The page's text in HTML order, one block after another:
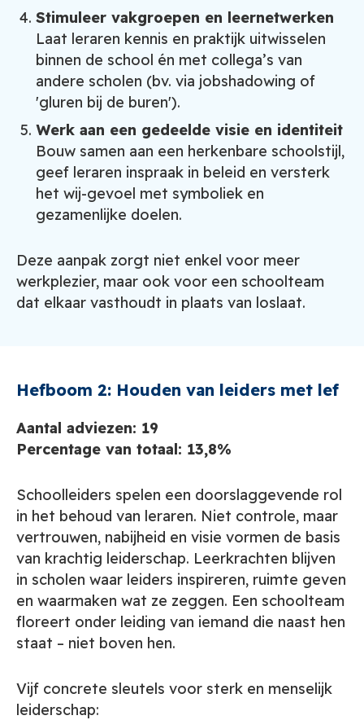
Stimuleer vakgroepen en leernetwerken
Laat leraren kennis en praktijk uitwisselen
binnen de school én met collega’s van
andere scholen (bv. via jobshadowing of
'gluren bij de buren').
Werk aan een gedeelde visie en identiteit
Bouw samen aan een herkenbare schoolstijl,
geef leraren inspraak in beleid en versterk
het wij-gevoel met symboliek en
gezamenlijke doelen.
Deze aanpak zorgt niet enkel voor meer
werkplezier, maar ook voor een schoolteam
dat elkaar vasthoudt in plaats van loslaat.
Hefboom 2: Houden van leiders met lef
Aantal adviezen: 19
Percentage van totaal: 13,8%
Schoolleiders spelen een doorslaggevende rol
in het behoud van leraren. Niet controle, maar
vertrouwen, nabijheid en visie vormen de basis
van krachtig leiderschap. Leerkrachten blijven
in scholen waar leiders inspireren, ruimte geven
en waarmaken wat ze zeggen. Een schoolteam
floreert onder leiding van iemand die naast hen
staat – niet boven hen.
Vijf concrete sleutels voor sterk en menselijk
leiderschap: